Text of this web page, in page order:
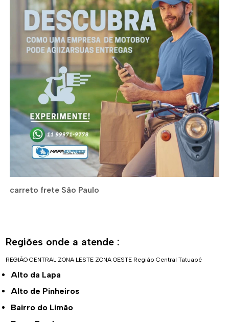
carreto frete São Paulo
Regiões onde a atende :
REGIÃO CENTRAL ZONA LESTE ZONA OESTE Região Central Tatuapé
Alto da Lapa
Alto de Pinheiros
Bairro do Limão